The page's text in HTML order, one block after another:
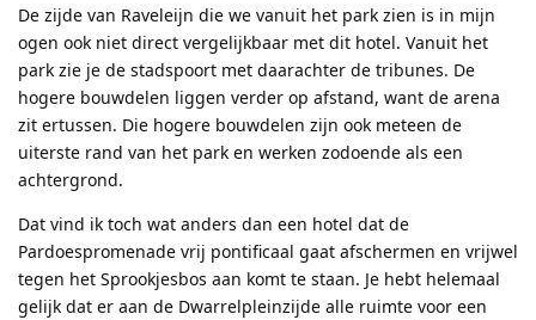
De zijde van Raveleijn die we vanuit het park zien is in mijn
ogen ook niet direct vergelijkbaar met dit hotel. Vanuit het
park zie je de stadspoort met daarachter de tribunes. De
hogere bouwdelen liggen verder op afstand, want de arena
zit ertussen. Die hogere bouwdelen zijn ook meteen de
uiterste rand van het park en werken zodoende als een
achtergrond.
Dat vind ik toch wat anders dan een hotel dat de
Pardoespromenade vrij pontificaal gaat afschermen en vrijwel
tegen het Sprookjesbos aan komt te staan. Je hebt helemaal
gelijk dat er aan de Dwarrelpleinzijde alle ruimte voor een